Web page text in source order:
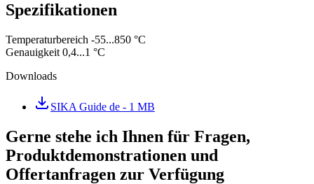
Spezifikationen
Temperaturbereich -55...850 °C
Genauigkeit 0,4...1 °C
Downloads
SIKA Guide de - 1 MB
Gerne stehe ich Ihnen für Fragen,
Produktdemonstrationen und
Offertanfragen zur Verfügung